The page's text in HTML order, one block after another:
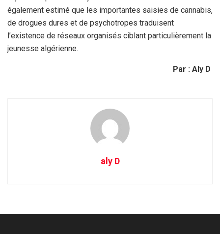
également estimé que les importantes saisies de cannabis,
de drogues dures et de psychotropes traduisent
l’existence de réseaux organisés ciblant particulièrement la
jeunesse algérienne.
Par : Aly D
aly D